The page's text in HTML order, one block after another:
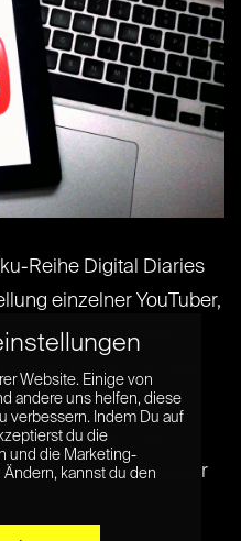
Reihe Digital Diaries
einzelner YouTuber,
mit sich und ihrem
teilen. YouTube
Hier
ihren Körper einer
deutsche Videoblogger
Website. Einige von
andere uns helfen, diese
verbessern. Indem Du auf
du die
und die Marketing-
kannst du den